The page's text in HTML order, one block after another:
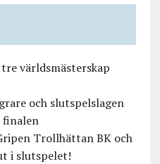
världsmästerskap
och slutspelslagen
finalen
Trollhättan BK och
i slutspelet!